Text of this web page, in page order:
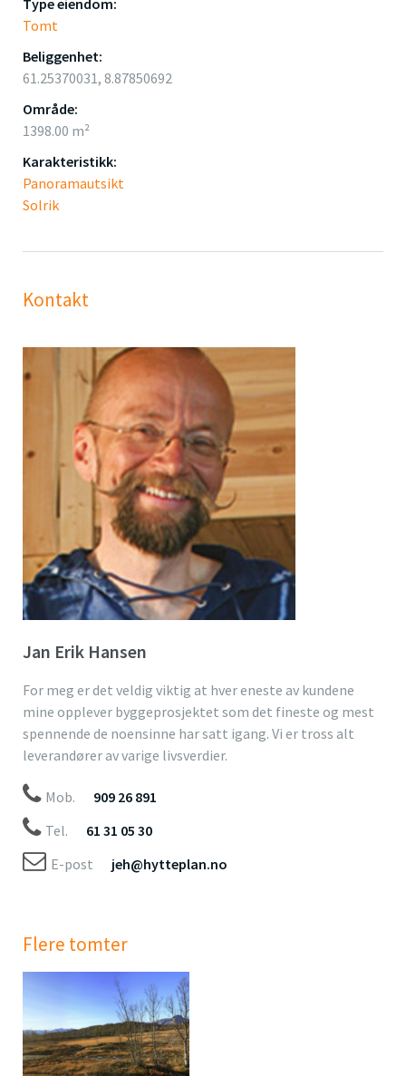
Type eiendom:
Tomt
Beliggenhet:
61.25370031, 8.87850692
Område:
1398.00 m²
Karakteristikk:
Panoramautsikt
Solrik
Kontakt
Jan Erik Hansen
For meg er det veldig viktig at hver eneste av kundene
mine opplever byggeprosjektet som det fineste og mest
spennende de noensinne har satt igang. Vi er tross alt
leverandører av varige livsverdier.
Mob.
909 26 891
Tel.
61 31 05 30
E-post
jeh@hytteplan.no
Flere tomter